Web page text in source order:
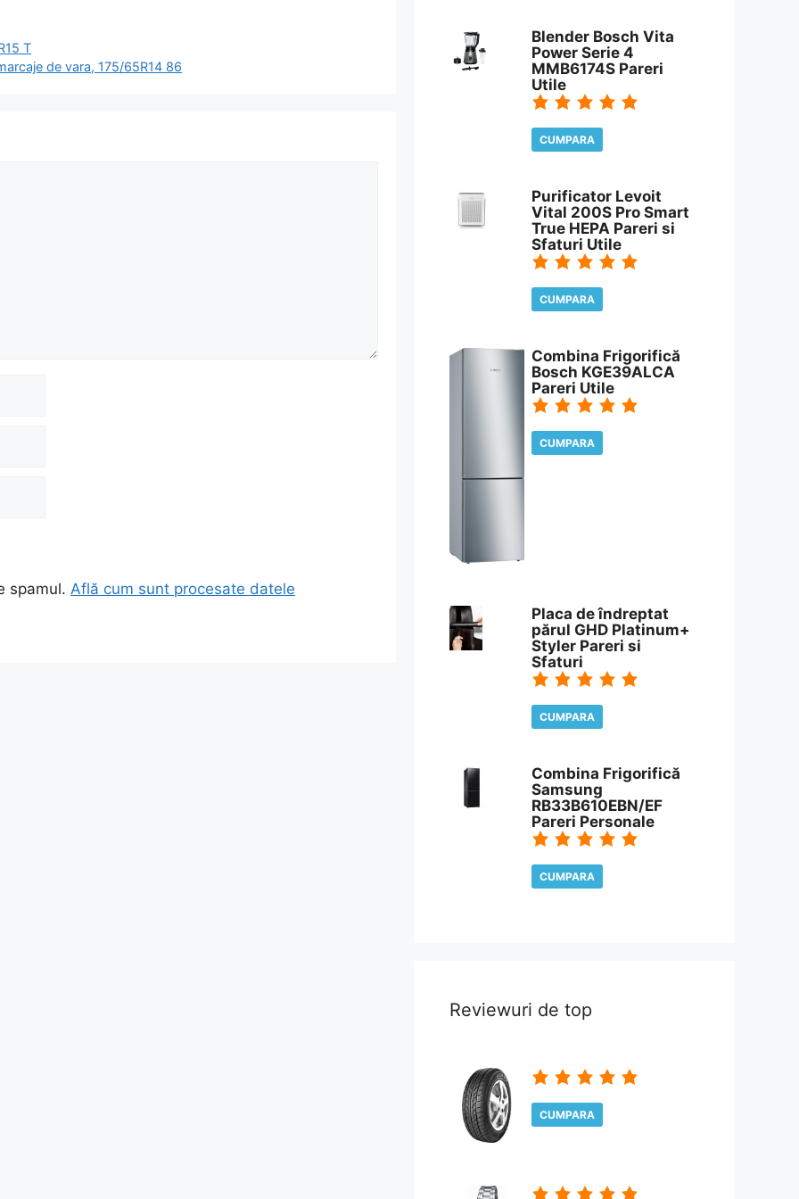
T
de vara, 175/65R14 86
spamul. Află cum sunt procesate datele
Blender Bosch Vita
Power Serie 4
MMB6174S Pareri
Utile
CUMPARA
Purificator Levoit
Vital 200S Pro Smart
True HEPA Pareri si
Sfaturi Utile
CUMPARA
Combina Frigorifică
Bosch KGE39ALCA
Pareri Utile
CUMPARA
Placa de îndreptat
părul GHD Platinum+
Styler Pareri si
Sfaturi
CUMPARA
Combina Frigorifică
Samsung
RB33B610EBN/EF
Pareri Personale
CUMPARA
Reviewuri de top
CUMPARA